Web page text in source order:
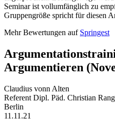
Seminar ist vollumfänglich zu
Gruppengröße spricht für diesen
Mehr Bewertungen auf Springest
Argumentieren
Claudius vonn Alten
Referent Dipl. Päd. Christian
Berlin
11.11.21